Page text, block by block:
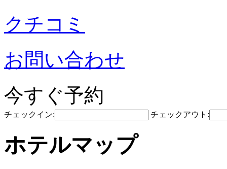
クチコミ
お問い合わせ
今すぐ予約
チェックイン: チェックアウト:
ホテルマップ